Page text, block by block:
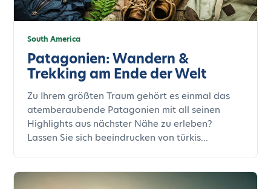
South America
Patagonien: Wandern &
Trekking am Ende der Welt
Zu Ihrem größten Traum gehört es einmal das
atemberaubende Patagonien mit all seinen
Highlights aus nächster Nähe zu erleben?
Lassen Sie sich beeindrucken von türkis...